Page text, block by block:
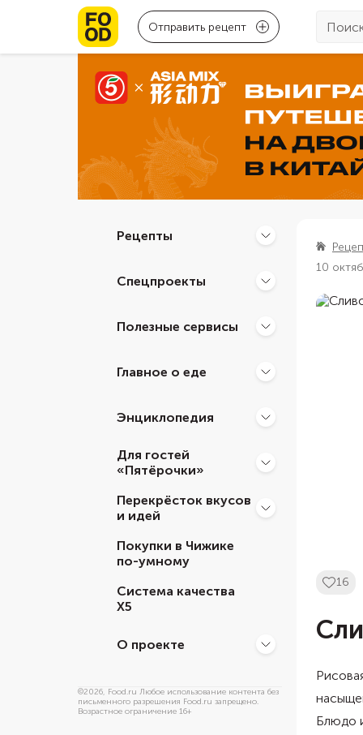
Отправить рецепт
Рецепты
Спецпроекты
Полезные сервисы
Главное о еде
Энциклопедия
Для гостей
«Пятёрочки»
Перекрёсток вкусов
и идей
Покупки в Чижике
по-умному
Система качества
Х5
О проекте
©2026, Food.ru Любое использование контента без
письменного разрешения Food.ru запрещено.
Возрастное ограничение 16+
10
16
Блюдо